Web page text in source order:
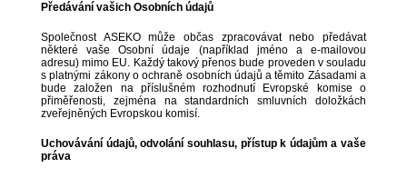
Předávání vašich Osobních údajů
Společnost ASEKO může občas zpracovávat nebo předávat
některé vaše Osobní údaje (například jméno a e-mailovou
adresu) mimo EU. Každý takový přenos bude proveden v souladu
s platnými zákony o ochraně osobních údajů a těmito Zásadami a
bude založen na příslušném rozhodnutí Evropské komise o
přiměřenosti, zejména na standardních smluvních doložkách
zveřejněných Evropskou komisí.
Uchovávání údajů, odvolání souhlasu, přístup k údajům a vaše
práva